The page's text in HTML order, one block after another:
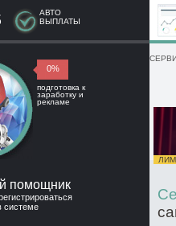
АВТО
ВЫПЛАТЫ
0%
подготовка к
заработку и
рекламе
помощник
системе